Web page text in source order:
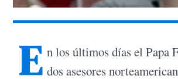
E n los últimos días el Papa
dos asesores